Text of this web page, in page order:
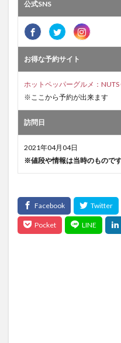
公式SNS
お得な予約サイト
ホットペッパーグルメ：
※ここから予約が出来ます
訪問日
2021年04月04日
※値段や情報は当時のもので